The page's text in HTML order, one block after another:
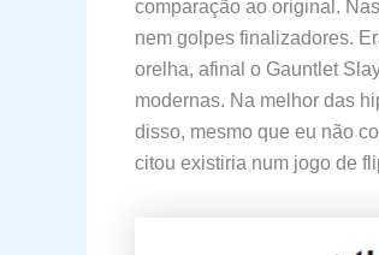
comparação ao original.
nem golpes finalizadores.
orelha, afinal o Gauntlet
modernas. Na melhor das
disso, mesmo que eu não
citou existiria num jogo de